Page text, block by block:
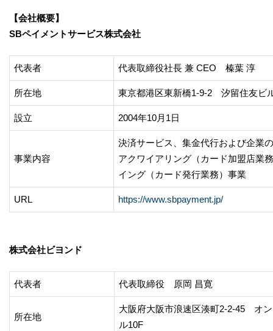
【会社概要】
SBペイメントサービス株式会社
代表者 代表取締役社長 兼 CEO 榛葉 淳
所在地 東京都港区東新橋1-9-2 汐留住友ビ
設立 2004年10月1日
事業内容
決済サービス、集金代行および企業
アクワイアリング（カード加盟店業
イング（カード発行業務）事業
URL https://www.sbpayment.jp/
株式会社ビヨンド
代表者 代表取締役 原岡 昌寛
所在地
大阪府大阪市浪速区湊町2-2-45 オ
ル10F